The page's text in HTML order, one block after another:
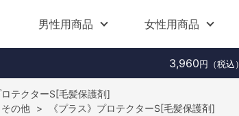
男性用商品 女性用商品
3,960 円（税込）
ロテクターS[毛髪保護剤]
その他 >
《プラス》プロテクターS[毛髪保護剤]